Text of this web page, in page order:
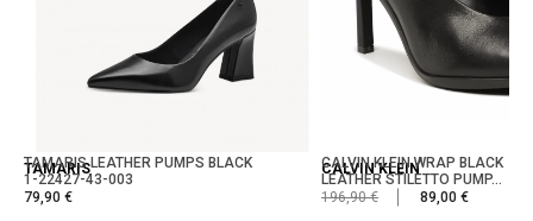
TAMARIS
TAMARIS LEATHER PUMPS BLACK
1-22427-43-003
79,90 €
CALVIN KLEIN
CALVIN KLEIN WRAP BLACK
LEATHER STILETTO PUMP...
196,90 €
89,00 €